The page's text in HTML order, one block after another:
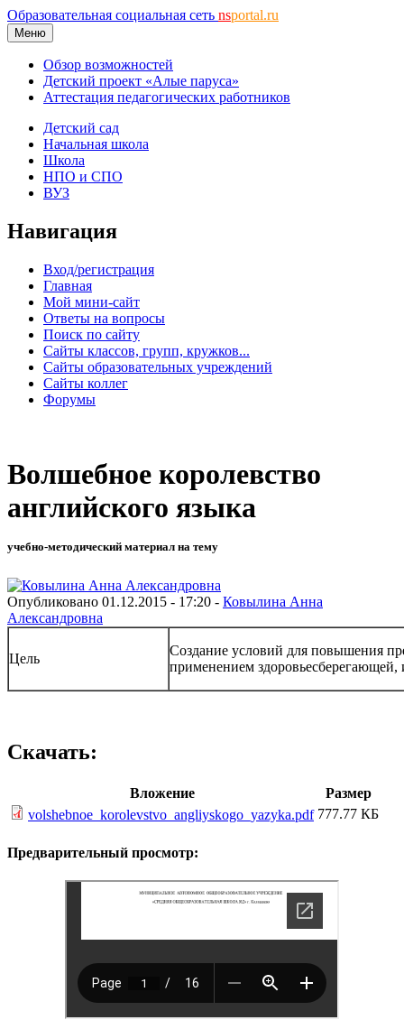
Образовательная социальная сеть nsportal.ru
Меню
Обзор возможностей
Детский проект «Алые паруса»
Аттестация педагогических работников
Детский сад
Начальная школа
Школа
НПО и СПО
ВУЗ
Навигация
Вход/регистрация
Главная
Мой мини-сайт
Ответы на вопросы
Поиск по сайту
Сайты классов, групп, кружков...
Сайты образовательных учреждений
Сайты коллег
Форумы
Волшебное королевство
английского языка
учебно-методический материал на тему
Опубликовано 01.12.2015 - 17:20 - Ковылина Анна
Александровна
Цель
Создание условий для повышения
применением
Скачать:
Вложение
Размер
volshebnoe_korolevstvo_angliyskogo_yazyka.pdf 777.77 КБ
Предварительный просмотр: